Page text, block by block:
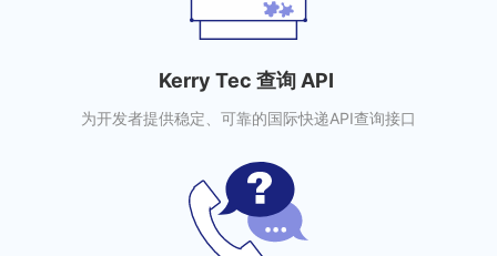
Kerry Tec 查询 API
为开发者提供稳定、可靠的国际快递API查询接口